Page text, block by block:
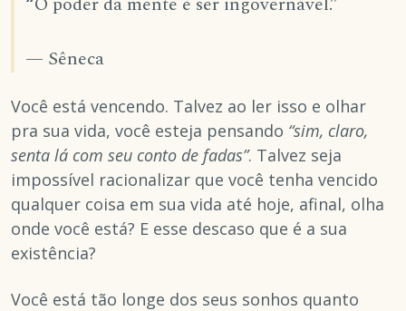
— Sêneca
Você está vencendo. Talvez ao ler isso e olhar
pra sua vida, você esteja pensando “sim, claro,
senta lá com seu conto de fadas”. Talvez seja
impossível racionalizar que você tenha vencido
qualquer coisa em sua vida até hoje, afinal, olha
onde você está? E esse descaso que é a sua
existência?
Você está tão longe dos seus sonhos quanto